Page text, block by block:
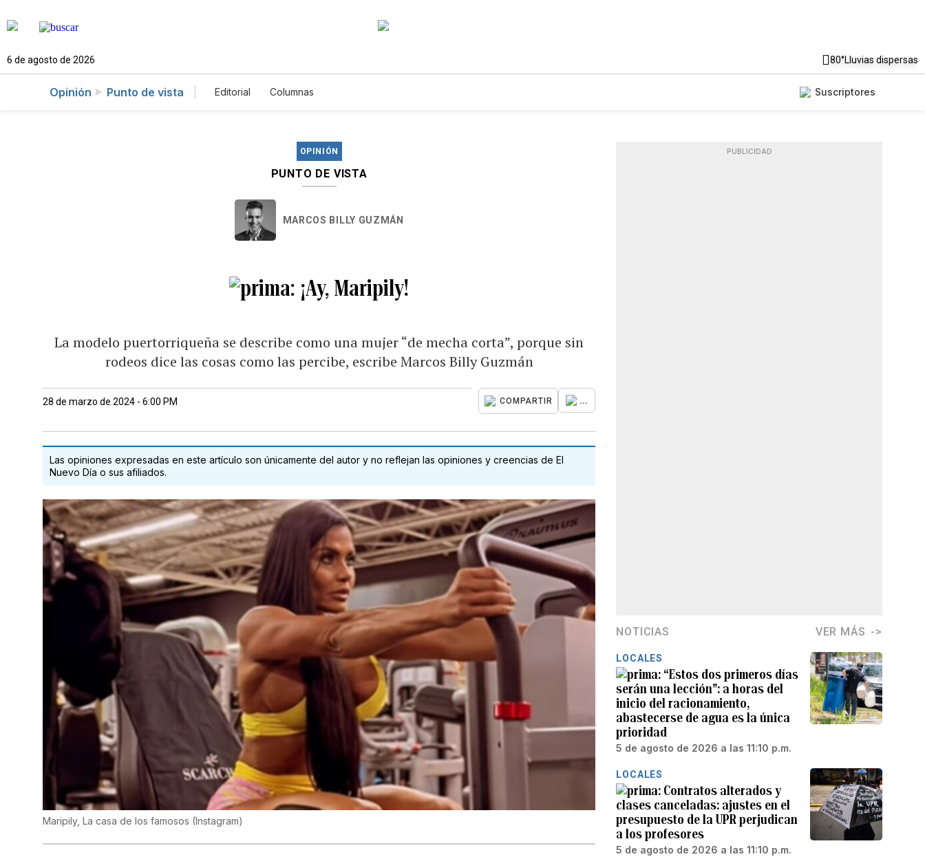
6 de agosto de 2026 80°Lluvias dispersas
Opinión Punto de vista Editorial Columnas Suscriptores
OPINIÓN
PUNTO DE VISTA
MARCOS BILLY GUZMÁN
¡Ay, Maripily!
La modelo puertorriqueña se describe como una mujer “de mecha corta”, porque sin
rodeos dice las cosas como las percibe, escribe Marcos Billy Guzmán
28 de marzo de 2024 - 6:00 PM COMPARTIR ...
Las opiniones expresadas en este artículo son únicamente del autor y no reflejan las opiniones y creencias de El
Nuevo Día o sus afiliados.
Maripily, La casa de los famosos (Instagram)
PUBLICIDAD
NOTICIAS VER MÁS
LOCALES
“Estos dos primeros días
serán una lección”: a horas del
inicio del racionamiento,
abastecerse de agua es la única
prioridad
5 de agosto de 2026 a las 11:10 p.m.
LOCALES
Contratos alterados y
clases canceladas: ajustes en el
presupuesto de la UPR perjudican
a los profesores
5 de agosto de 2026 a las 11:10 p.m.